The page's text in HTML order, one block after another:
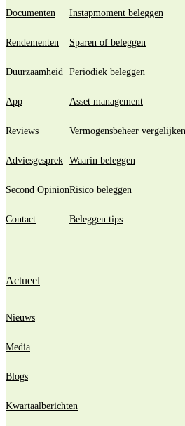
Documenten
Rendementen
Duurzaamheid
App
Reviews
Adviesgesprek
Second Opinion
Contact
Instapmoment beleggen
Sparen of beleggen
Periodiek beleggen
Asset management
Vermogensbeheer vergelijken
Waarin beleggen
Risico beleggen
Beleggen tips
Actueel
Nieuws
Media
Blogs
Kwartaalberichten